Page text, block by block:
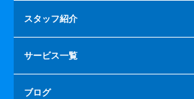
スタッフ紹介
サービス一覧
ブログ